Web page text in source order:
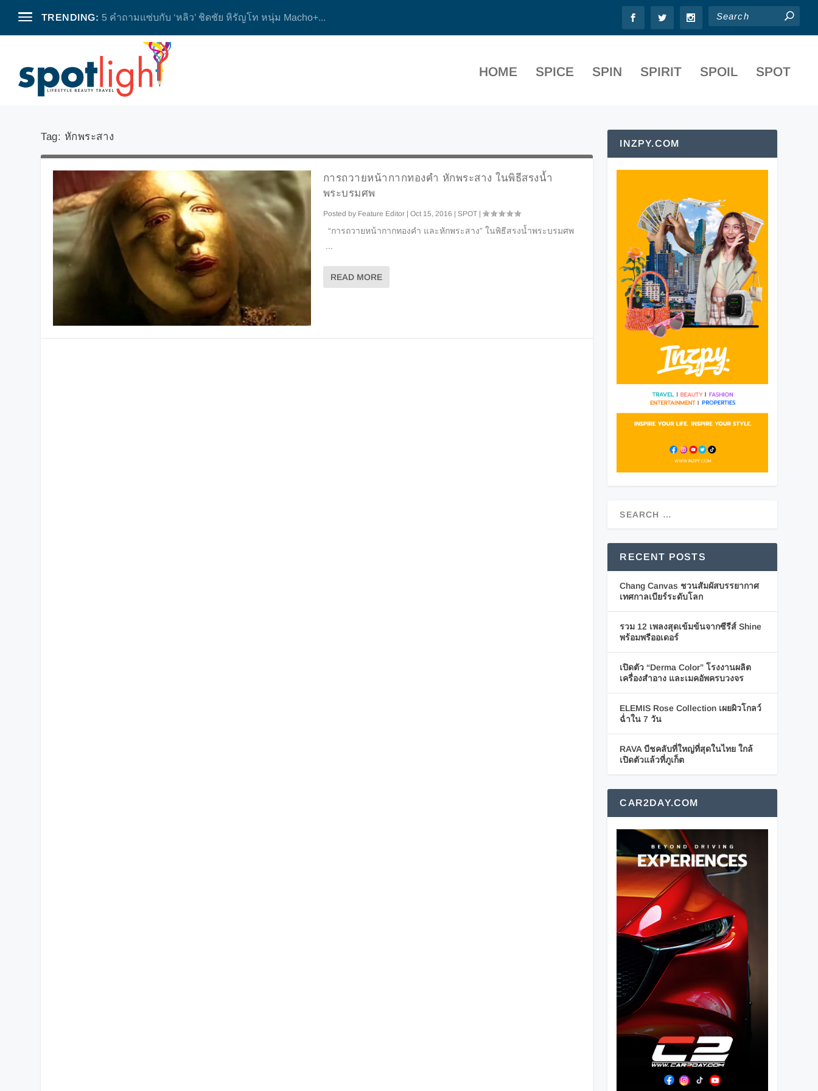
TRENDING: 5 คำถามแซ่บกับ ‘หลิว’ ชิดชัย หิรัญโท หนุ่ม Macho+...
HOME SPICE SPIN SPIRIT SPOIL SPOT
Tag: หักพระสาง
การถวายหน้ากากทองคำ หักพระสาง ในพิธีสรงน้ำ
พระบรมศพ
Posted by Feature Editor| Oct 15, 2016 | SPOT|
“การถวายหน้ากากทองคำ และหักพระสาง” ในพิธีสรงน้ำพระบรมศพ
...
READ MORE
INZPY.COM
RECENT POSTS
Chang Canvas ชวนสัมผัสบรรยากาศ
เทศกาลเบียร์ระดับโลก
รวม 12 เพลงสุดเข้มข้นจากซีรีส์ Shine
พร้อมพรีออเดอร์
เปิดตัว “Derma Color” โรงงานผลิต
เครื่องสำอาง และเมคอัพครบวงจร
ELEMIS Rose Collection เผยผิวโกลว์
ฉ่ำใน 7 วัน
RAVA บีชคลับที่ใหญ่ที่สุดในไทย ใกล้
เปิดตัวแล้วที่ภูเก็ต
CAR2DAY.COM